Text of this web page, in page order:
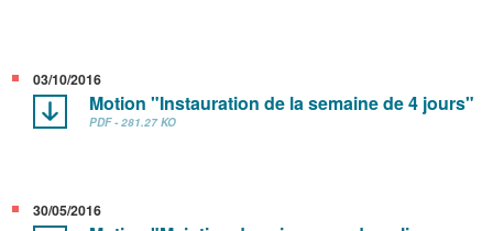
03/10/2016
Motion "Instauration de la semaine de 4 jours"
PDF - 281.27 KO
30/05/2016